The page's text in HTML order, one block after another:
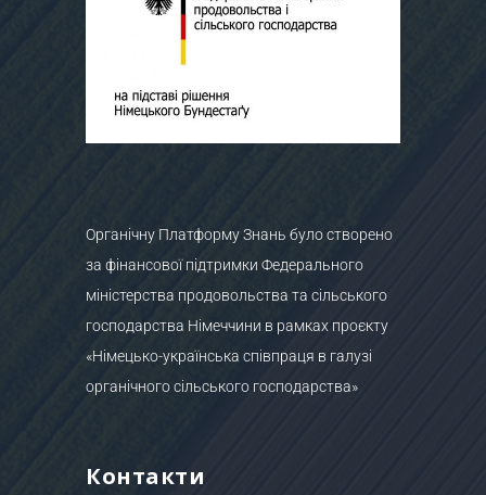
Органічну Платформу Знань було створено
за фінансової підтримки Федерального
міністерства продовольства та сільського
господарства Німеччини в рамках проєкту
«Німецько-українська співпраця в галузі
органічного сільського господарства»
Контакти